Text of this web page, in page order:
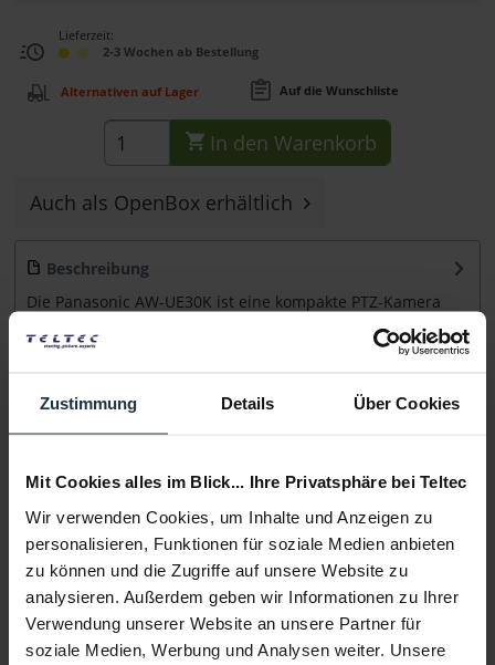
Zustimmung Details Über Cookies
Mit Cookies alles im Blick... Ihre Privatsphäre bei Teltec
Wir verwenden Cookies, um Inhalte und Anzeigen zu
personalisieren, Funktionen für soziale Medien anbieten
zu können und die Zugriffe auf unsere Website zu
analysieren. Außerdem geben wir Informationen zu Ihrer
Verwendung unserer Website an unsere Partner für
soziale Medien, Werbung und Analysen weiter. Unsere
Lieferzeit:
2-3 Wochen ab Bestellung
Alternativen auf Lager Auf die Wunschliste
In den Warenkorb
Auch als OpenBox erhältlich
Beschreibung
Die Panasonic AW-UE30K ist eine kompakte PTZ-Kamera
Zubehör und Empfehlungen
Beratung
Medien
Infos zu Hersteller & Produktsicherheit
Folgende Infos zum Hersteller sind verfübar...... mehr